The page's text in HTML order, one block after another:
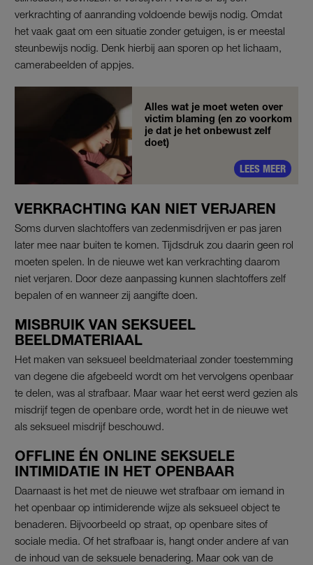
verkrachting of aanranding voldoende bewijs nodig. Omdat
het vaak gaat om een situatie zonder getuigen, is er meestal
steunbewijs nodig. Denk hierbij aan sporen op het lichaam,
camerabeelden of appjes.
Alles wat je moet weten over
victim blaming (en zo voorkom
je dat je het onbewust zelf
doet)
LEES MEER
VERKRACHTING KAN NIET VERJAREN
Soms durven slachtoffers van zedenmisdrijven er pas jaren
later mee naar buiten te komen. Tijdsdruk zou daarin geen rol
moeten spelen. In de nieuwe wet kan verkrachting daarom
niet verjaren. Door deze aanpassing kunnen slachtoffers zelf
bepalen of en wanneer zij aangifte doen.
MISBRUIK VAN SEKSUEEL
BEELDMATERIAAL
Het maken van seksueel beeldmateriaal zonder toestemming
van degene die afgebeeld wordt om het vervolgens openbaar
te delen, was al strafbaar. Maar waar het eerst werd gezien als
misdrijf tegen de openbare orde, wordt het in de nieuwe wet
als seksueel misdrijf beschouwd.
OFFLINE ÉN ONLINE SEKSUELE
INTIMIDATIE IN HET OPENBAAR
Daarnaast is het met de nieuwe wet strafbaar om iemand in
het openbaar op intimiderende wijze als seksueel object te
benaderen. Bijvoorbeeld op straat, op openbare sites of
sociale media. Of het strafbaar is, hangt onder andere af van
de inhoud van de seksuele benadering. Maar ook van de